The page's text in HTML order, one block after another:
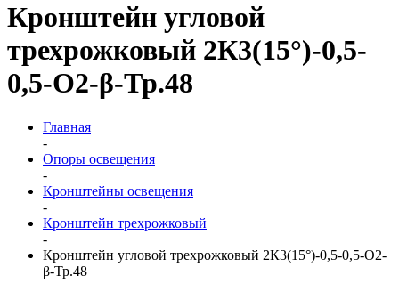
Кронштейн угловой
трехрожковый 2К3(15°)-0,5-
0,5-О2-β-Тр.48
Главная
-
Опоры освещения
-
Кронштейны освещения
-
Кронштейн трехрожковый
-
Кронштейн угловой трехрожковый 2К3(15°)-0,5-0,5-О2-
β-Тр.48